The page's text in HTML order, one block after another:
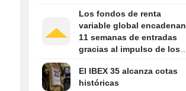
Los fondos de renta
variable global encadenan
11 semanas de entradas
gracias al impulso de los
El IBEX 35 alcanza cotas
históricas